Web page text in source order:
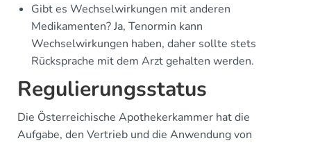
Gibt es Wechselwirkungen mit anderen
Medikamenten? Ja, Tenormin kann
Wechselwirkungen haben, daher sollte stets
Rücksprache mit dem Arzt gehalten werden.
Regulierungsstatus
Die Österreichische Apothekerkammer hat die
Aufgabe, den Vertrieb und die Anwendung von